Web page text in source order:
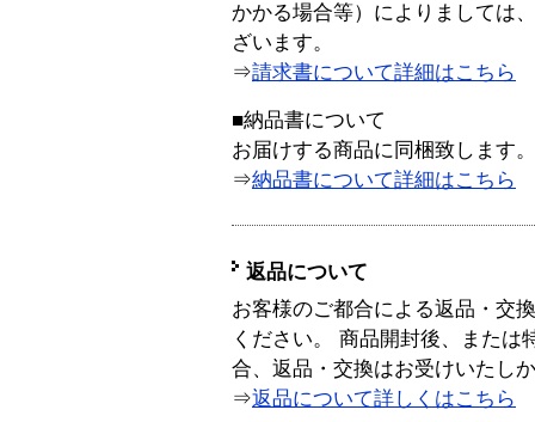
かかる場合等）によりましては
ざいます。
⇒請求書について詳細はこちら
■納品書について
お届けする商品に同梱致します。
⇒納品書について詳細はこちら
返品について
お客様のご都合による返品・交
ください。 商品開封後、または
合、返品・交換はお受けいたし
⇒返品について詳しくはこちら